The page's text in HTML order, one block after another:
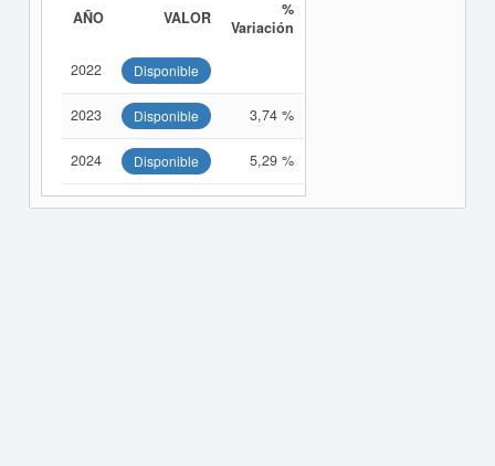
AÑO VALOR
%
Variación
2022 Disponible
2023 Disponible 3,74 %
2024 Disponible 5,29 %